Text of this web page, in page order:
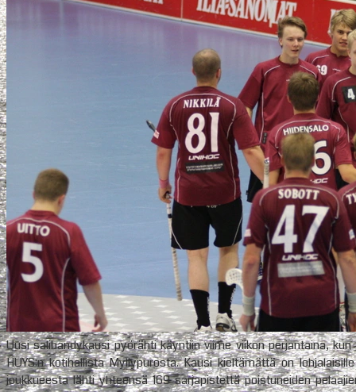
Uusi salibandykausi pyörähti käyntiin viime viikon perjantaina,
HUYS:n kotihallista Myllypurosta. Kausi kieltämättä on
joukkueesta lähti yhteensä 169 sarjapistettä poistuneiden